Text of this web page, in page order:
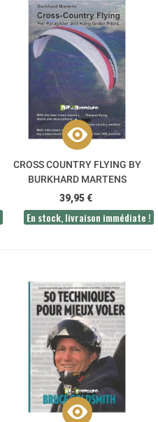
CROSS COUNTRY FLYING BY
BURKHARD MARTENS
39,95 €
En stock, livraison immédiate !